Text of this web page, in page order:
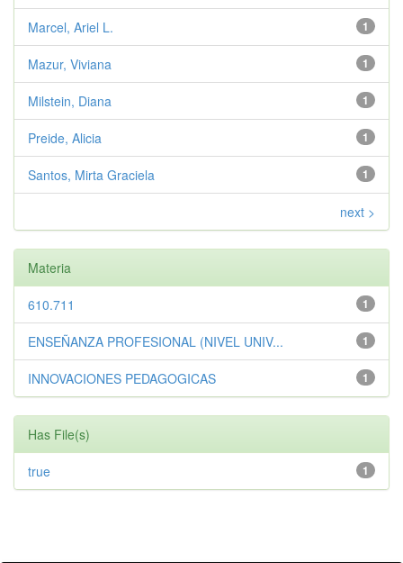
1
Marcel, Ariel L.
1
Mazur, Viviana
1
Milstein, Diana
1
Preide, Alicia
1
Santos, Mirta Graciela
next >
Materia
1
610.711
1
ENSEÑANZA PROFESIONAL (NIVEL UNIV...
1
INNOVACIONES PEDAGOGICAS
Has File(s)
1
true